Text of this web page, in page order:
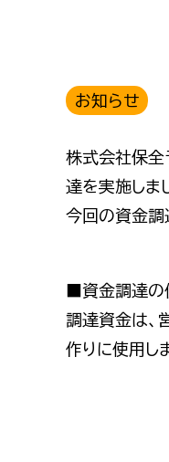
お知らせ
株式会社保全
達を実施しま
今回の資金調
■資金調達の
調達資金は、
作りに使用し